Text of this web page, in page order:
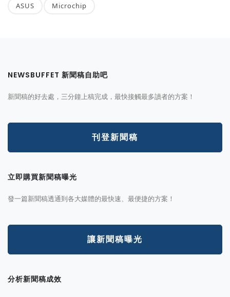
ASUS Microchip
NEWSBUFFET 新聞稿自助吧
新聞稿的好去處，三分鐘上稿完成，最快接觸最多讀者的方案！
刊登新聞稿
立即購買新聞稿曝光
發一篇新聞稿透通到各大媒體的最快速、最便捷的方案！
讓新聞稿曝光
分析新聞稿成效